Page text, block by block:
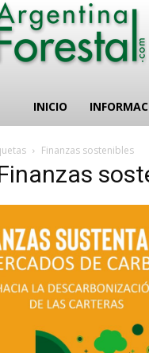
INICIO
Finanzas sostenibles